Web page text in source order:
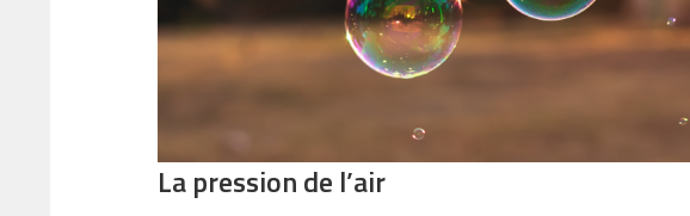
La pression de l’air